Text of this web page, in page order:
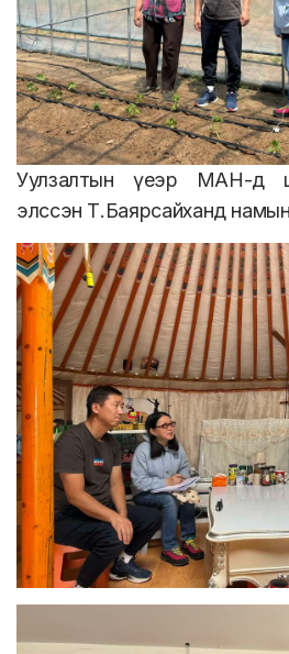
Уулзалтын үеэр МАН-д
элссэн Т.Баярсайханд